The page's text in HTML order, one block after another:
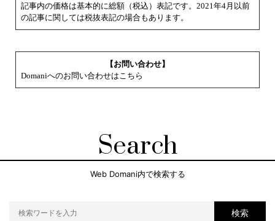
記事内の価格は基本的に総額（税込）表記です。2021年4月以前
の記事に関しては税抜表記の場合もあります。
【お問い合わせ】
Domaniへのお問い合わせはこちら
Search
Web Domani内で検索する
検索